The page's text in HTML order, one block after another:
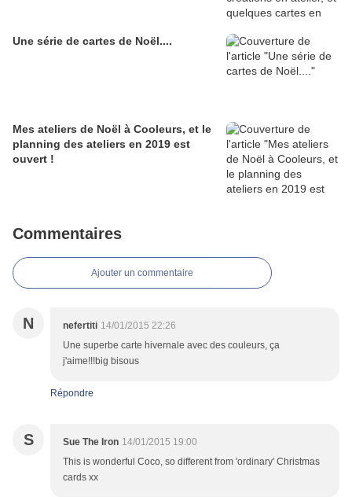
Une série de cartes de Noël....
Mes ateliers de Noël à Cooleurs, et le
planning des ateliers en 2019 est
ouvert !
Commentaires
Ajouter un commentaire
N nefertiti 14/01/2015 22:26
Une superbe carte hivernale avec des couleurs, ça
j'aime!!!big bisous
Répondre
S Sue The Iron 14/01/2015 19:00
This is wonderful Coco, so different from 'ordinary' Christmas
cards xx